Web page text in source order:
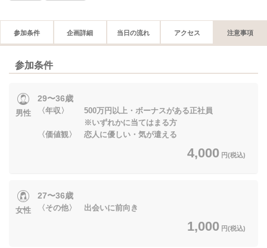
参加条件 企画詳細 当日の流れ アクセス 注意事項
参加条件
男性
29〜36歳
〈年収〉 500万円以上・ボーナスがある正社員
※いずれかに当てはまる方
〈価値観〉 恋人に優しい・気が遣える
4,000 円(税込)
女性
27〜36歳
〈その他〉 出会いに前向き
1,000 円(税込)